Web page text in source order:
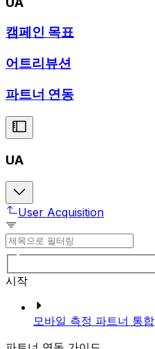
캠페인 목표
어트리뷰션
파트너 연동
UA
User Acquisition
시작
모바일 측정 파트너 통합